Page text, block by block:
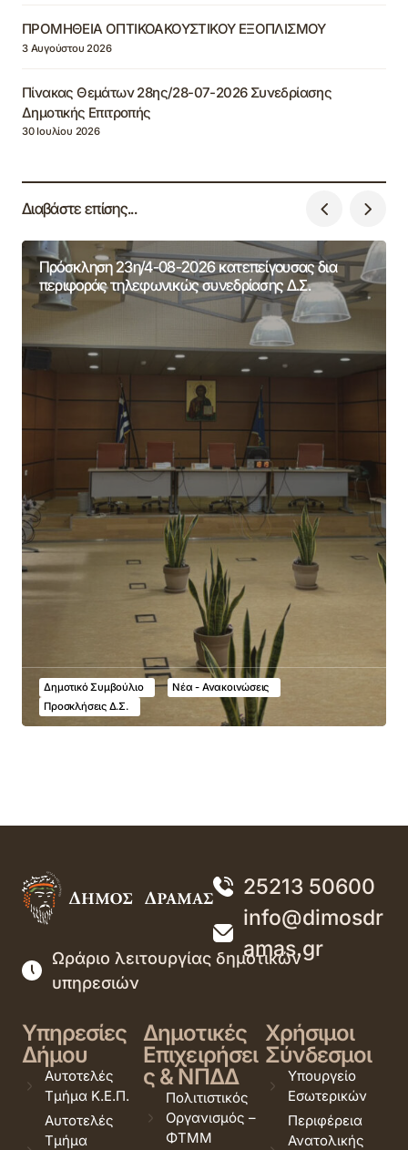
ΠΡΟΜΗΘΕΙΑ ΟΠΤΙΚΟΑΚΟΥΣΤΙΚΟΥ ΕΞΟΠΛΙΣΜΟΥ
3 Αυγούστου 2026
Πίνακας Θεμάτων 28ης/28-07-2026 Συνεδρίασης
Δημοτικής Επιτροπής
30 Ιουλίου 2026
Διαβάστε επίσης...
Πρόσκληση 23η/4-08-2026 κατεπείγουσας δια
περιφοράς τηλεφωνικώς συνεδρίασης Δ.Σ.
Δημοτικό Συμβούλιο
Νέα - Ανακοινώσεις
Προσκλήσεις Δ.Σ.
25213 50600
info@dimosdr
amas.gr
Ωράριο λειτουργίας δημοτικών
υπηρεσιών
Υπηρεσίες
Δήμου
Αυτοτελές
Τμήμα Κ.Ε.Π.
Αυτοτελές
Τμήμα
Δημοτικές
Επιχειρήσει
ς & ΝΠΔΔ
Πολιτιστικός
Οργανισμός –
ΦΤΜΜ
Χρήσιμοι
Σύνδεσμοι
Υπουργείο
Εσωτερικών
Περιφέρεια
Ανατολικής